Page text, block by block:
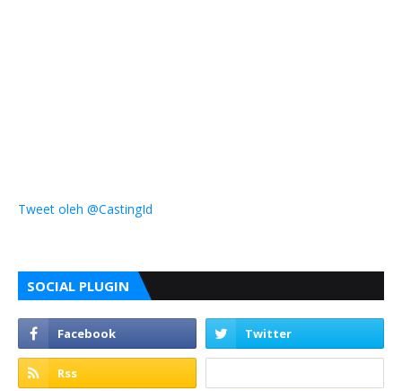
Tweet oleh @CastingId
SOCIAL PLUGIN